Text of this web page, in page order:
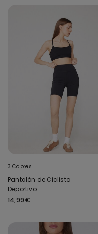
3 Colores
Pantalón de Ciclista
Deportivo
14,99 €